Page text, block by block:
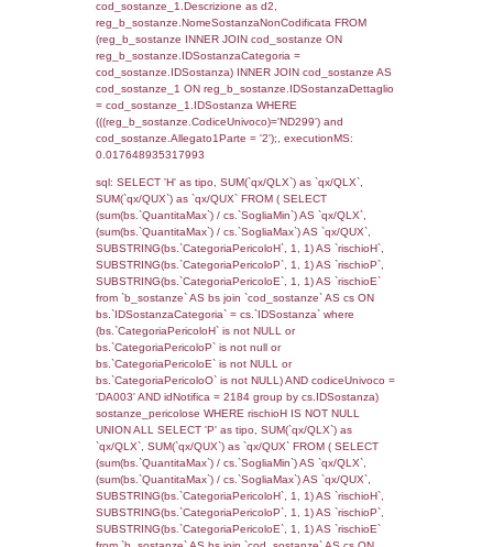
0.019327163696289
sql: SELECT f_territori_limitrofi.Distanza,
f_territori_limitrofi.Direzione,
f_territori_limitrofi.Denominazione,
rofi.DescAltro FROM f_territori_limitrofi
cod_territori_tipologia ON
(f_territori_limitrofi.IDTipologiaTerritorio =
cod_territori_tipologia.IDTipologiaTerritorio)
(f_territori_limitrofi.IDTipoTerritorio =
cod_territori_tipologia.IDTerritorioTP)
(((f_territori_limitrofi.IDNotifica)=1267) AND
((f_territori_limitrofi.IDTipoTerritorio)=7)),
0.068665981292725
sql: SELECT
reg_f_territori_limitrofi.Direzione,
reg_f_territori_limitrofi.Denominazione,